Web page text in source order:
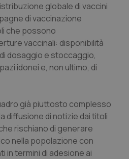
Rettocolite Ulcerosa
neurodegenerative
globale di vaccini
di vaccinazione
che possono
vaccinali: disponibilità
dosaggio e stoccaggio,
idonei e, non ultimo, di
già piuttosto complesso
diffusione di notizie dai titoli
rischiano di generare
nella popolazione con
in termini di adesione ai